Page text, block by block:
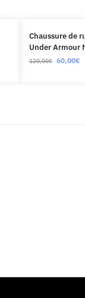
Chaussure de
Under Armour
120,00€ 60,00€